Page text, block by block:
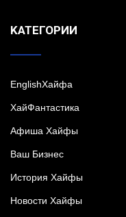
KАТЕГОРИИ
EnglishХайфа
XайФантастика
Афиша Хайфы
Ваш Бизнес
История Хайфы
Новости Хайфы